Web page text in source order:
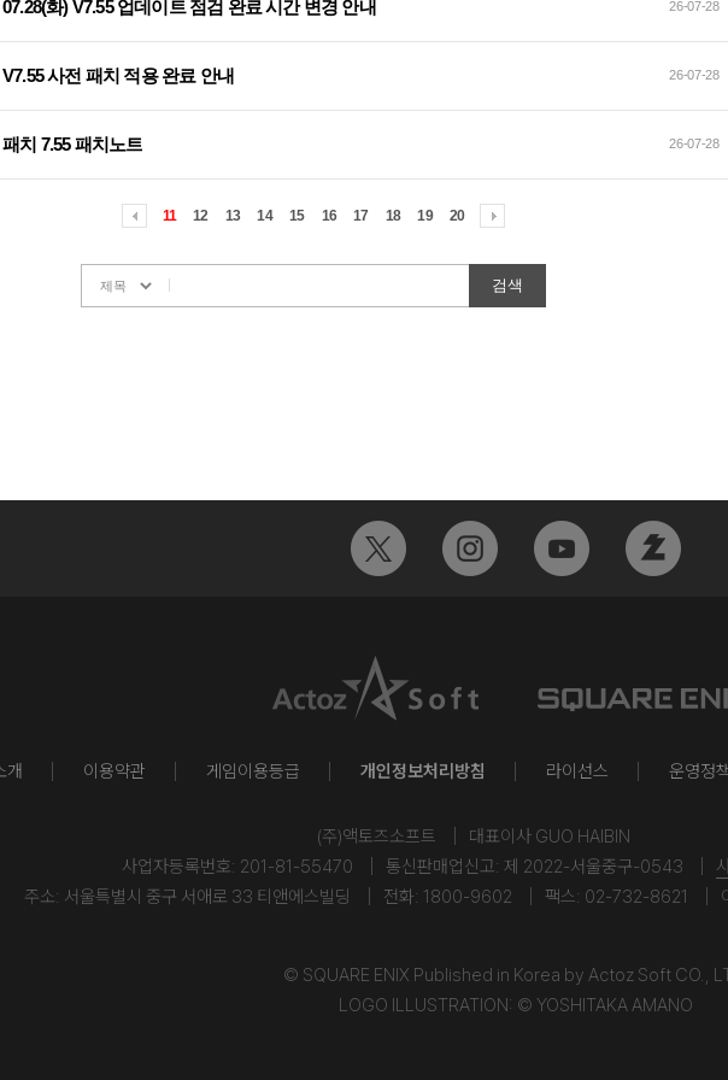
07.28(화) V7.55 업데이트 점검 완료 시간 변경 안내 26-07-28
V7.55 사전 패치 적용 완료 안내 26-07-28
패치 7.55 패치노트 26-07-28
11 12 13 14 15 16 17 18 19 20
개 이용약관 게임이용등급 개인정보처리방침 라이선스 운영정책
(주)액토즈소프트
대표이사 GUO HAIBIN
사업자등록번호: 201-81-55470
통신판매업신고: 제 2022-서울중구-0543
주소: 서울특별시 중구 서애로 33 티앤에스빌딩
전화: 1800-9602 팩스: 02-732-8621
© SQUARE ENIX Published in Korea by Actoz Soft CO.,
LOGO ILLUSTRATION: © YOSHITAKA AMANO